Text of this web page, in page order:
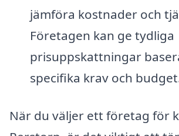
jämföra kostnader och
Företagen kan ge tydliga
prisuppskattningar
specifika krav och
När du väljer ett företag för